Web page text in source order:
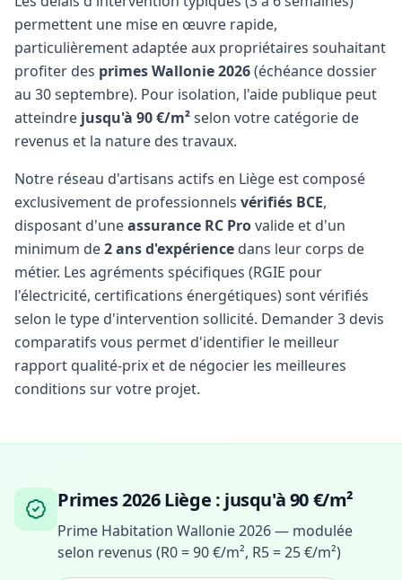
permettent une mise en œuvre rapide,
particulièrement adaptée aux propriétaires souhaitant
profiter des primes Wallonie 2026(échéance dossier
au 30 septembre). Pour isolation, l'aide publique peut
atteindre jusqu'à 90 €/m²selon votre catégorie de
revenus et la nature des travaux.
Notre réseau d'artisans actifs en Liège est composé
exclusivement de professionnels vérifiés BCE,
disposant d'uneassurance RC Provalide et d'un
minimum de2 ans d'expérience dans leur corps de
métier. Les agréments spécifiques (RGIE pour
l'électricité, certifications énergétiques) sont vérifiés
selon le type d'intervention sollicité. Demander 3 devis
comparatifs vous permet d'identifier le meilleur
rapport qualité-prix et de négocier les meilleures
conditions sur votre projet.
Primes 2026 Liège : jusqu'à 90 €/m²
Prime Habitation Wallonie 2026 — modulée
selon revenus (R0 = 90 €/m², R5 = 25 €/m²)